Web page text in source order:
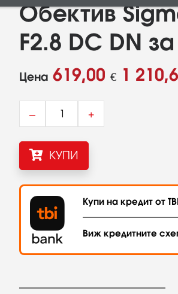
Обектив
F2.8 DC DN
Цена 619,00 € 1
– +
КУПИ
Купи на кредит от
Виж кредитните